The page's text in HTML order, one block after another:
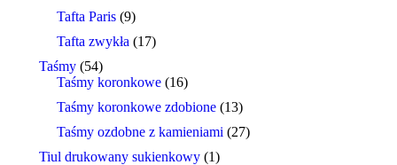
Tafta Paris (9)
Tafta zwykła (17)
Taśmy (54)
Taśmy koronkowe (16)
Taśmy koronkowe zdobione (13)
Taśmy ozdobne z kamieniami (27)
Tiul drukowany sukienkowy (1)